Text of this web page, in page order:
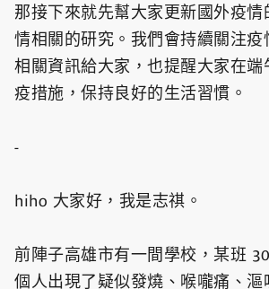
那接下來就先幫大家更新國外疫
情相關的研究。我們會持續關注疫
相關資訊給大家，也提醒大家在端
疫措施，保持良好的生活習慣。
-
hiho 大家好，我是志祺。
前陣子高雄市有一間學校，某班
個人出現了疑似發燒、喉嚨痛、漚